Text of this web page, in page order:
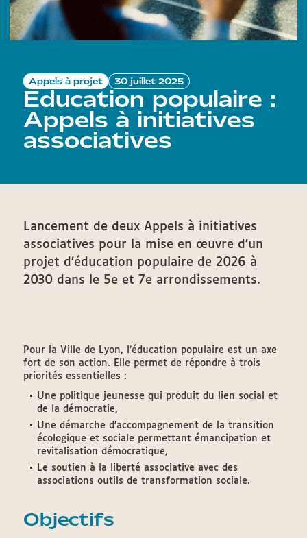
Appels à projet 30 juillet 2025
Education populaire :
Appels à initiatives
associatives
Lancement de deux Appels à initiatives
associatives pour la mise en œuvre d’un
projet d’éducation populaire de 2026 à
2030 dans le 5e et 7e arrondissements.
Pour la Ville de Lyon, l’éducation populaire est un axe
fort de son action. Elle permet de répondre à trois
priorités essentielles :
Une politique jeunesse qui produit du lien social et
de la démocratie,
Une démarche d’accompagnement de la transition
écologique et sociale permettant émancipation et
revitalisation démocratique,
Le soutien à la liberté associative avec des
associations outils de transformation sociale.
Objectifs